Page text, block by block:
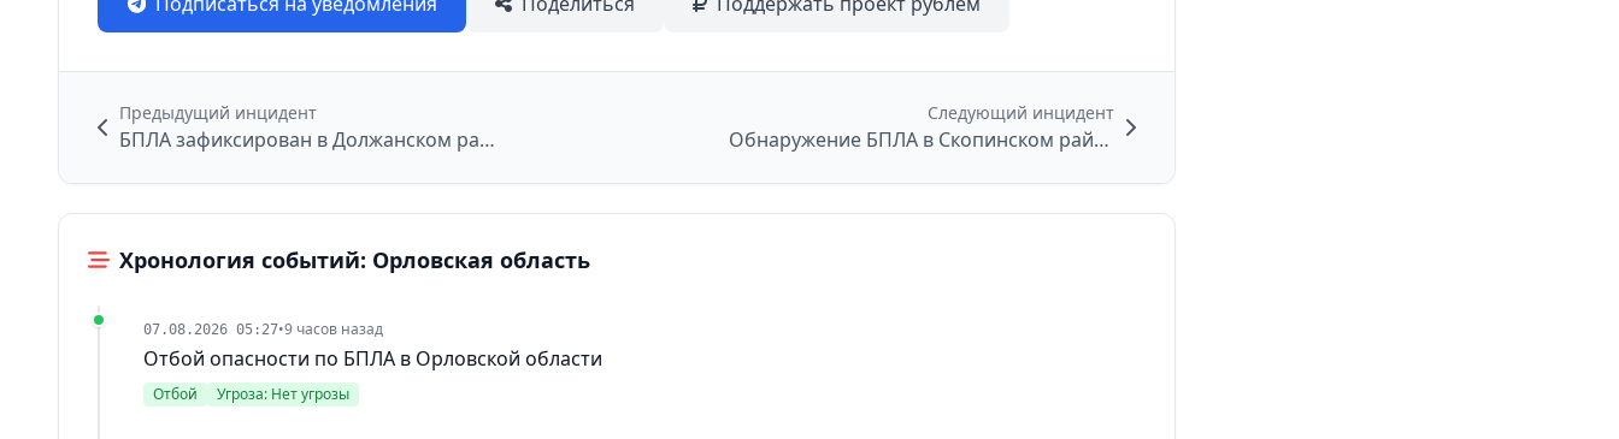
Предыдущий инцидент
БПЛА зафиксирован в Должанском районе
Следующий инцидент
Обнаружение БПЛА в Скопинском районе
Хронология событий: Орловская область
07.08.2026 05:27•9 часов назад
Отбой опасности по БПЛА в Орловской области
Отбой Угроза: Нет угрозы